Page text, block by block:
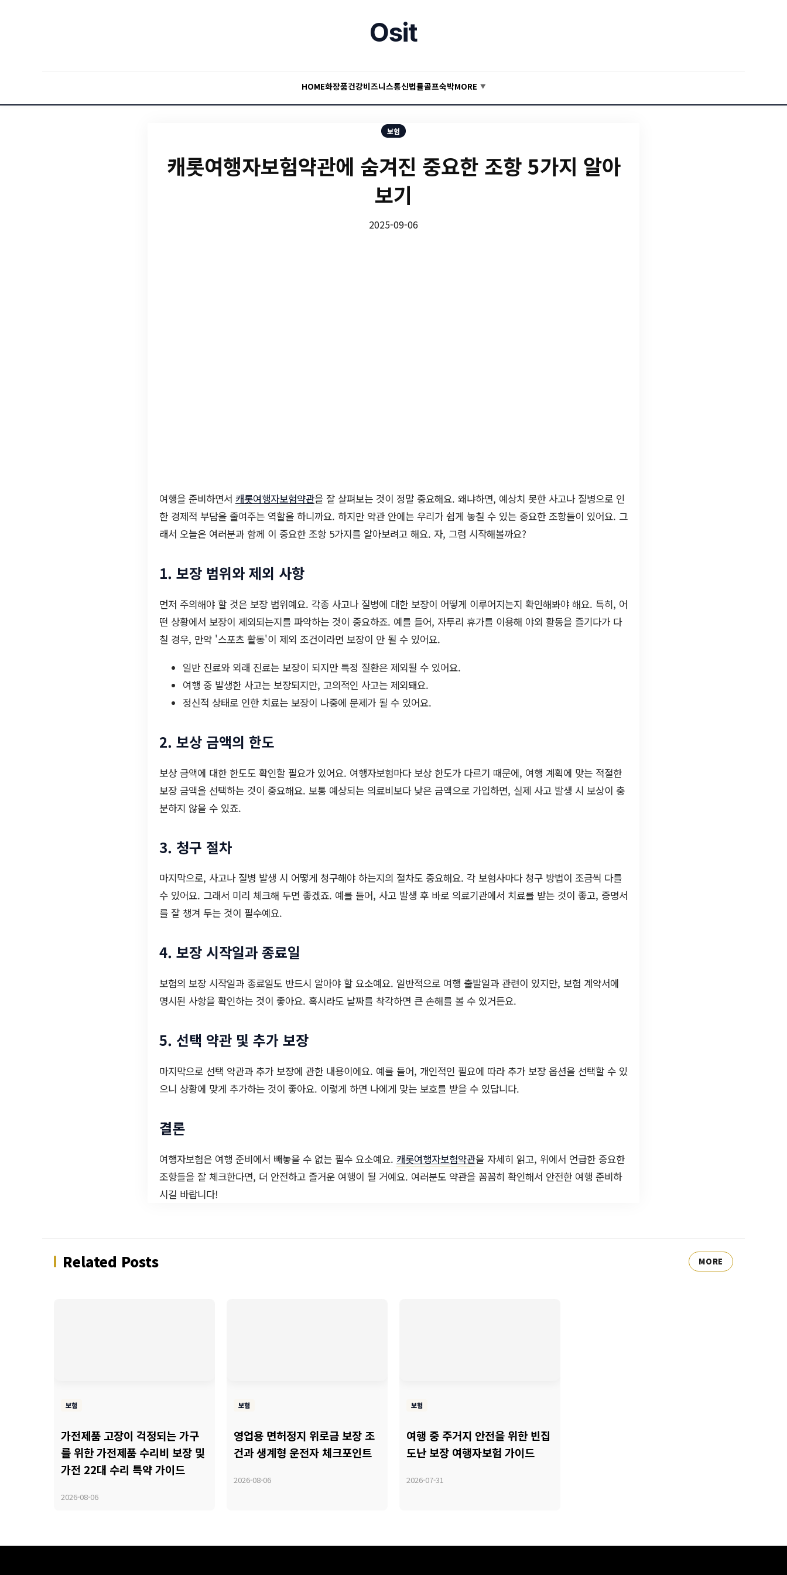
Osit
HOME화장품건강비즈니스통신법률골프숙박MORE ▼
보험
캐롯여행자보험약관에 숨겨진 중요한 조항 5가지 알아
보기
2025-09-06
여행을 준비하면서 캐롯여행자보험약관을 잘 살펴보는 것이 정말 중요해요. 왜냐하면, 예상치 못한 사고나 질병으로 인
한 경제적 부담을 줄여주는 역할을 하니까요. 하지만 약관 안에는 우리가 쉽게 놓칠 수 있는 중요한 조항들이 있어요. 그
래서 오늘은 여러분과 함께 이 중요한 조항 5가지를 알아보려고 해요. 자, 그럼 시작해볼까요?
1. 보장 범위와 제외 사항
먼저 주의해야 할 것은 보장 범위예요. 각종 사고나 질병에 대한 보장이 어떻게 이루어지는지 확인해봐야 해요. 특히, 어
떤 상황에서 보장이 제외되는지를 파악하는 것이 중요하죠. 예를 들어, 자투리 휴가를 이용해 야외 활동을 즐기다가 다
칠 경우, 만약 '스포츠 활동'이 제외 조건이라면 보장이 안 될 수 있어요.
일반 진료와 외래 진료는 보장이 되지만 특정 질환은 제외될 수 있어요.
여행 중 발생한 사고는 보장되지만, 고의적인 사고는 제외돼요.
정신적 상태로 인한 치료는 보장이 나중에 문제가 될 수 있어요.
2. 보상 금액의 한도
보상 금액에 대한 한도도 확인할 필요가 있어요. 여행자보험마다 보상 한도가 다르기 때문에, 여행 계획에 맞는 적절한
보장 금액을 선택하는 것이 중요해요. 보통 예상되는 의료비보다 낮은 금액으로 가입하면, 실제 사고 발생 시 보상이 충
분하지 않을 수 있죠.
3. 청구 절차
마지막으로, 사고나 질병 발생 시 어떻게 청구해야 하는지의 절차도 중요해요. 각 보험사마다 청구 방법이 조금씩 다를
수 있어요. 그래서 미리 체크해 두면 좋겠죠. 예를 들어, 사고 발생 후 바로 의료기관에서 치료를 받는 것이 좋고, 증명서
를 잘 챙겨 두는 것이 필수예요.
4. 보장 시작일과 종료일
보험의 보장 시작일과 종료일도 반드시 알아야 할 요소예요. 일반적으로 여행 출발일과 관련이 있지만, 보험 계약서에
명시된 사항을 확인하는 것이 좋아요. 혹시라도 날짜를 착각하면 큰 손해를 볼 수 있거든요.
5. 선택 약관 및 추가 보장
마지막으로 선택 약관과 추가 보장에 관한 내용이에요. 예를 들어, 개인적인 필요에 따라 추가 보장 옵션을 선택할 수 있
으니 상황에 맞게 추가하는 것이 좋아요. 이렇게 하면 나에게 맞는 보호를 받을 수 있답니다.
결론
여행자보험은 여행 준비에서 빼놓을 수 없는 필수 요소예요. 캐롯여행자보험약관을 자세히 읽고, 위에서 언급한 중요한
조항들을 잘 체크한다면, 더 안전하고 즐거운 여행이 될 거예요. 여러분도 약관을 꼼꼼히 확인해서 안전한 여행 준비하
시길 바랍니다!
Related Posts MORE
보험
가전제품 고장이 걱정되는 가구
를 위한 가전제품 수리비 보장 및
가전 22대 수리 특약 가이드
2026-08-06
보험
영업용 면허정지 위로금 보장 조
건과 생계형 운전자 체크포인트
2026-08-06
보험
여행 중 주거지 안전을 위한 빈집
도난 보장 여행자보험 가이드
2026-07-31